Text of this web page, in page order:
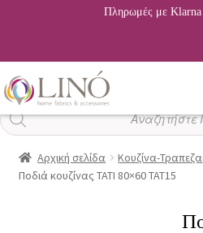
Πληρωμές με Klarna
Αναζήτηση
προϊόντων
Αρχική σελίδα Κουζίνα-
Ποδιά κουζίνας TATI 80×60 TAT15